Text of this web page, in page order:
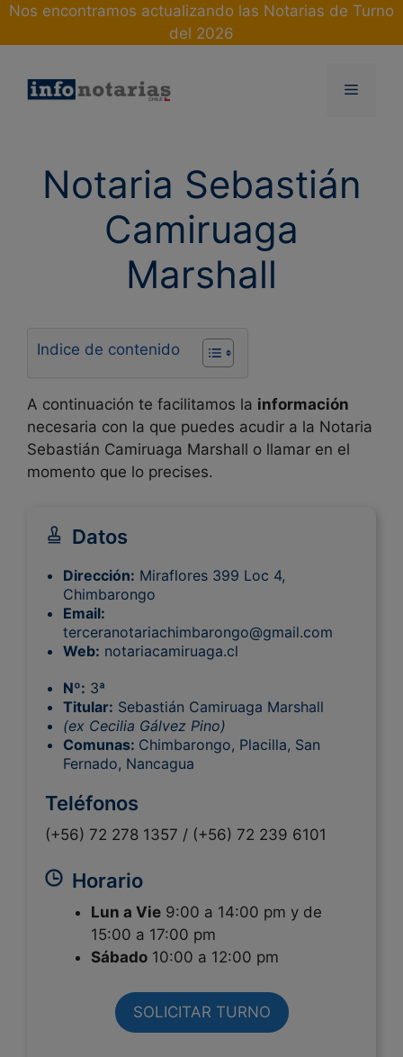
Skip
Nos encontramos actualizando las Notarias de Turno
del 2026
Menu
Notaria Sebastián
Camiruaga
Marshall
Indice de contenido
A continuación te facilitamos la información
necesaria con la que puedes acudir a la Notaria
Sebastián Camiruaga Marshall o llamar en el
momento que lo precises.
Datos
Dirección: Miraflores 399 Loc 4,
Chimbarongo
Email:
terceranotariachimbarongo@gmail.com
Web: notariacamiruaga.cl
Nº: 3ª
Titular: Sebastián Camiruaga Marshall
(ex Cecilia Gálvez Pino)
Comunas: Chimbarongo, Placilla, San
Fernado, Nancagua
Teléfonos
(+56) 72 278 1357 / (+56) 72 239 6101
Horario
Lun a Vie 9:00 a 14:00 pm y de
15:00 a 17:00 pm
Sábado 10:00 a 12:00 pm
SOLICITAR TURNO